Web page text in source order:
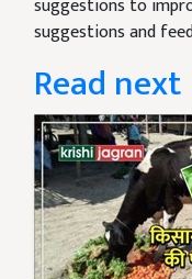
suggestions to
suggestions and
Read next